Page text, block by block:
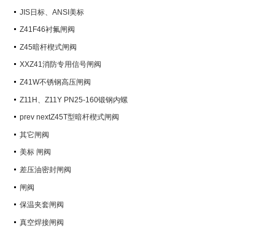
JIS日标、ANSI美标
Z41F46衬氟闸阀
Z45暗杆楔式闸阀
XXZ41消防专用信号闸阀
Z41W不锈钢高压闸阀
Z11H、Z11Y PN25-160锻钢内螺
纹楔式闸阀
prev nextZ45T型暗杆楔式闸阀
其它闸阀
美标 闸阀
差压油密封闸阀
闸阀
保温夹套闸阀
真空焊接闸阀